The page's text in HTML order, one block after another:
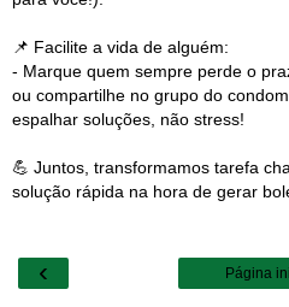
📌 Facilite a vida de alguém:
- Marque quem sempre perde o
ou compartilhe no grupo do
espalhar soluções, não stress!
💪 Juntos, transformamos tarefa
solução rápida na hora de gerar
‹ Página